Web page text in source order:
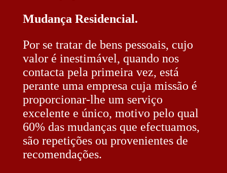
Mudança Residencial.
Por se tratar de bens pessoais, cujo
valor é inestimável, quando nos
contacta pela primeira vez, está
perante uma empresa cuja missão é
proporcionar-lhe um serviço
excelente e único, motivo pelo qual
60% das mudanças que efectuamos,
são repetições ou provenientes de
recomendações.